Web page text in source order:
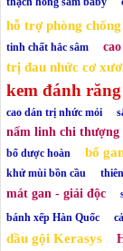
hỗ trợ phòng
tinh chất hắc sâm
trị đau nhức cơ
kem đánh
cao dán trị nhức mỏi
nấm linh chi thượng
bổ dược hoàn
bổ
khử mùi bồn cầu
mát gan - giải độc
bánh xếp Hàn Quốc
dầu gội Kerasys